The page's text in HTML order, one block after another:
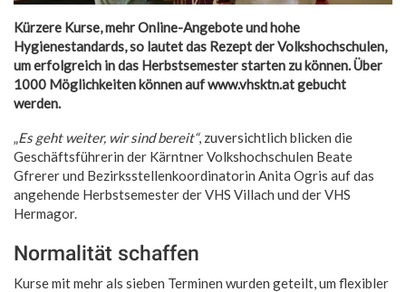
Kürzere Kurse, mehr Online-Angebote und hohe
Hygienestandards, so lautet das Rezept der Volkshochschulen,
um erfolgreich in das Herbstsemester starten zu können. Über
1000 Möglichkeiten können auf www.vhsktn.at gebucht
werden.
„Es geht weiter, wir sind bereit“, zuversichtlich blicken die
Geschäftsführerin der Kärntner Volkshochschulen Beate
Gfrerer und Bezirksstellenkoordinatorin Anita Ogris auf das
angehende Herbstsemester der VHS Villach und der VHS
Hermagor.
Normalität schaffen
Kurse mit mehr als sieben Terminen wurden geteilt, um flexibler